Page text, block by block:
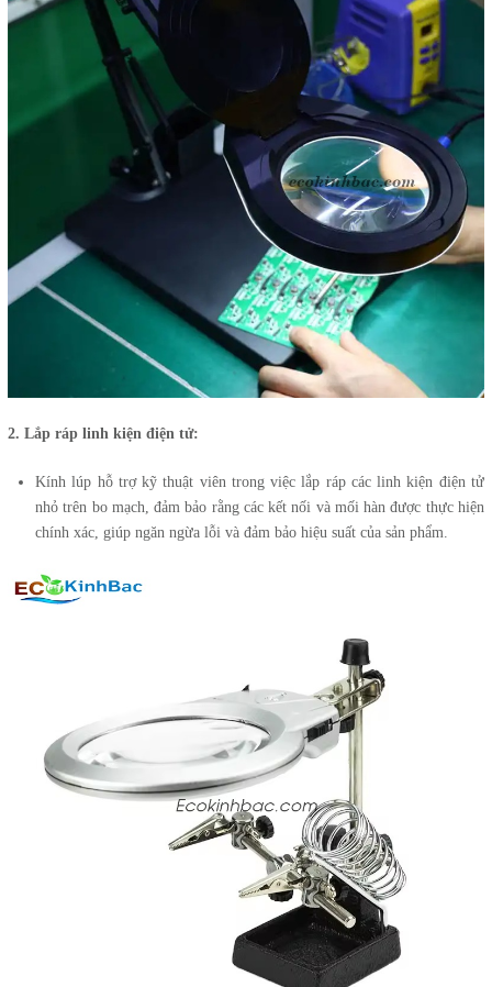
2. Lắp ráp linh kiện điện tử:
Kính lúp hỗ trợ kỹ thuật viên trong việc lắp ráp các linh kiện điện tử
nhỏ trên bo mạch, đảm bảo rằng các kết nối và mối hàn được thực hiện
chính xác, giúp ngăn ngừa lỗi và đảm bảo hiệu suất của sản phẩm.